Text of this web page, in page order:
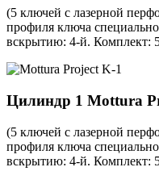
(5 ключей с лазерной
профиля ключа
вскрытию: 4-й. Комплект:
Цилиндр 1 Mottura
(5 ключей с лазерной
профиля ключа
вскрытию: 4-й. Комплект: